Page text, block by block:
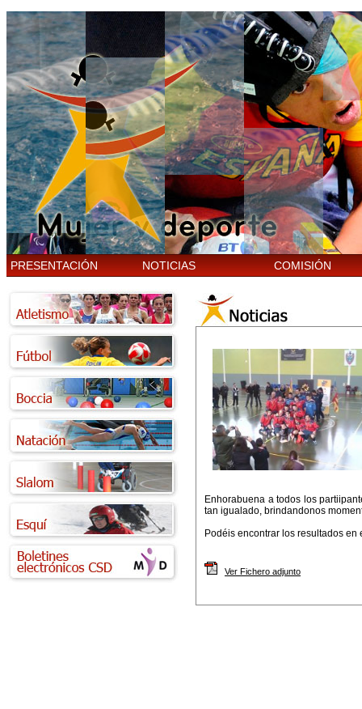
PRESENTACIÓN NOTICIAS COMISIÓN
Enhorabuena a todos los
tan igualado, brindandonos
Podéis encontrar los resultados
Ver Fichero adjunto